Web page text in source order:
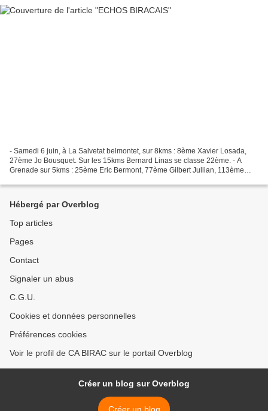
- Samedi 6 juin, à La Salvetat belmontet, sur 8kms : 8ème Xavier Losada,
27ème Jo Bousquet. Sur les 15kms Bernard Linas se classe 22ème. - A
Grenade sur 5kms : 25ème Eric Bermont, 77ème Gilbert Jullian, 113ème
Hébergé par Overblog
Top articles
Pages
Contact
Signaler un abus
C.G.U.
Cookies et données personnelles
Préférences cookies
Voir le profil de CA BIRAC sur le portail Overblog
Créer un blog sur Overblog